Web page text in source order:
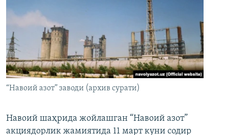
“Навоий азот” заводи (архив сурати)
Навоий шаҳрида жойлашган “Навоий азот”
акциядорлик жамиятида 11 март куни содир